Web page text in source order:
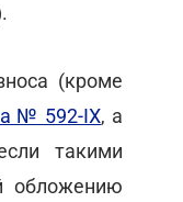
(кроме
№ 592-IX, а
такими
обложению